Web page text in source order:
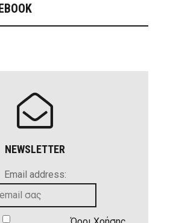
NEWSLETTER
Email address: